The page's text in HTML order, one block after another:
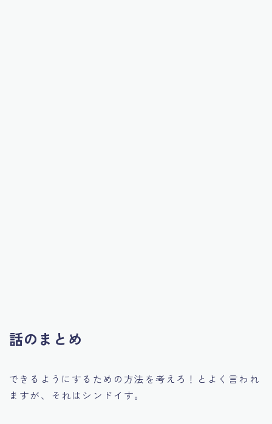
話のまとめ
できるようにするための方法を考えろ！とよく言われ
ますが、それはシンドイす。